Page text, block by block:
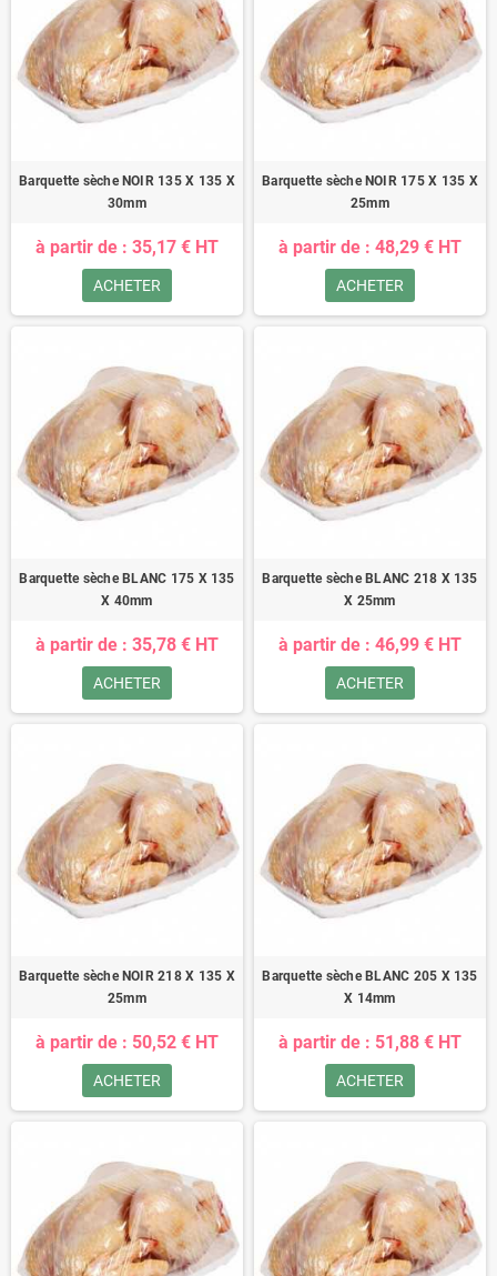
Barquette sèche NOIR 135 X 135 X
30mm
à partir de : 35,17 € HT
ACHETER
Barquette sèche NOIR 175 X 135 X
25mm
à partir de : 48,29 € HT
ACHETER
Barquette sèche BLANC 175 X 135
X 40mm
à partir de : 35,78 € HT
ACHETER
Barquette sèche BLANC 218 X 135
X 25mm
à partir de : 46,99 € HT
ACHETER
Barquette sèche NOIR 218 X 135 X
25mm
à partir de : 50,52 € HT
ACHETER
Barquette sèche BLANC 205 X 135
X 14mm
à partir de : 51,88 € HT
ACHETER